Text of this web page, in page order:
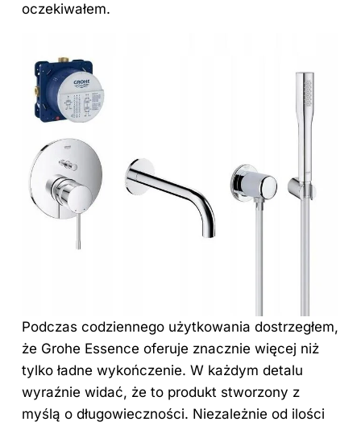
oczekiwałem.
Podczas codziennego użytkowania dostrzegłem,
że Grohe Essence oferuje znacznie więcej niż
tylko ładne wykończenie. W każdym detalu
wyraźnie widać, że to produkt stworzony z
myślą o długowieczności. Niezależnie od ilości